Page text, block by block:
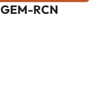
GEM-RCN